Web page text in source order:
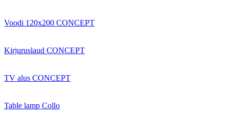
Voodi 120x200 CONCEPT
Kirjuruslaud CONCEPT
TV alus CONCEPT
Table lamp Collo